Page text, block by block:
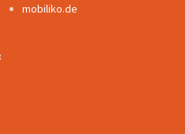
mobiliko.de